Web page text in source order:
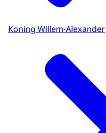
Koning Willem-Alexander